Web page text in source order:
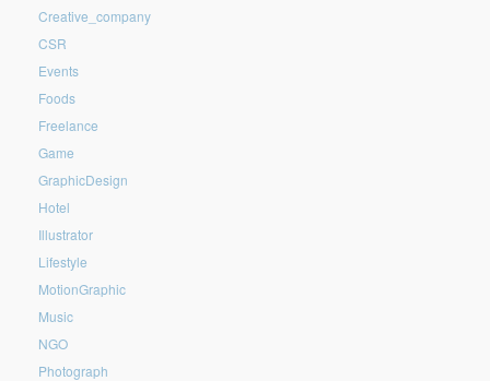
Creative_company
CSR
Events
Foods
Freelance
Game
GraphicDesign
Hotel
Illustrator
Lifestyle
MotionGraphic
Music
NGO
Photograph